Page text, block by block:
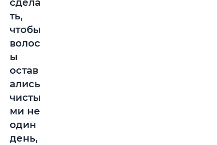
сдела
ть,
чтобы
волос
ы
остав
ались
чисты
ми не
один
день,